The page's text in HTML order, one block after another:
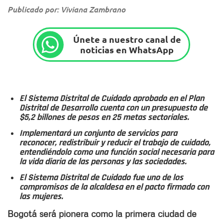
Publicado por: Viviana Zambrano
Únete a nuestro canal de
noticias en WhatsApp
El Sistema Distrital de Cuidado aprobado en el Plan
Distrital de Desarrollo cuenta con un presupuesto de
$5,2 billones de pesos en 25 metas sectoriales.
Implementará un conjunto de servicios para
reconocer, redistribuir y reducir el trabajo de cuidado,
entendiéndolo como una función social necesaria para
la vida diaria de las personas y las sociedades.
El Sistema Distrital de Cuidado fue uno de los
compromisos de la alcaldesa en el pacto firmado con
las mujeres.
Bogotá será pionera como la primera ciudad de